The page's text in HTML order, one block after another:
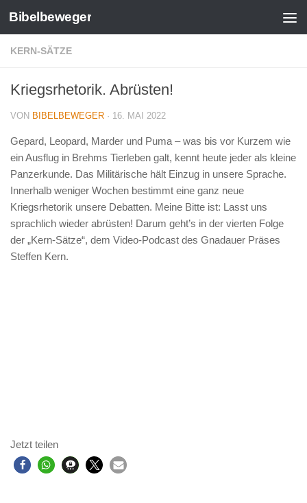
Zum Inhalt springen
Bibelbeweger
KERN-SÄTZE
Kriegsrhetorik. Abrüsten!
VON BIBELBEWEGER · 16. MAI 2022
Gepard, Leopard, Marder und Puma – was bis vor Kurzem wie
ein Ausflug in Brehms Tierleben galt, kennt heute jeder als kleine
Panzerkunde. Das Militärische hält Einzug in unsere Sprache.
Innerhalb weniger Wochen bestimmt eine ganz neue
Kriegsrhetorik unsere Debatten. Meine Bitte ist: Lasst uns
sprachlich wieder abrüsten! Darum geht’s in der vierten Folge
der „Kern-Sätze“, dem Video-Podcast des Gnadauer Präses
Steffen Kern.
Jetzt teilen